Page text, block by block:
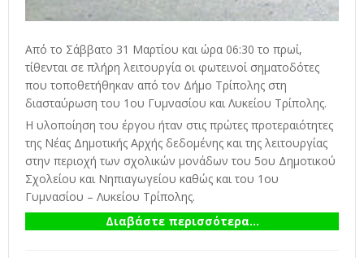
Από το Σάββατο 31 Μαρτίου και ώρα 06:30 το πρωί,
τίθενται σε πλήρη λειτουργία οι φωτεινοί σηματοδότες
που τοποθετήθηκαν από τον Δήμο Τρίπολης στη
διασταύρωση του 1ου Γυμνασίου και Λυκείου Τρίπολης.
Η υλοποίηση του έργου ήταν στις πρώτες προτεραιότητες
της Νέας Δημοτικής Αρχής δεδομένης και της λειτουργίας
στην περιοχή των σχολικών μονάδων του 5ου Δημοτικού
Σχολείου και Νηπιαγωγείου καθώς και του 1ου
Γυμνασίου – Λυκείου Τρίπολης.
Διαβάστε περισσότερα...